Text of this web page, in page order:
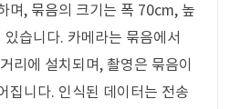
며, 묶음의 크기는 폭 70cm, 높
습니다. 카메라는 묶음에서
리에 설치되며, 촬영은 묶음이
집니다. 인식된 데이터는 전송